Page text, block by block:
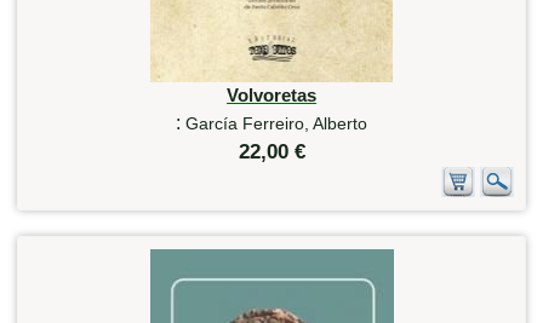
Volvoretas
: García Ferreiro, Alberto
22,00 €